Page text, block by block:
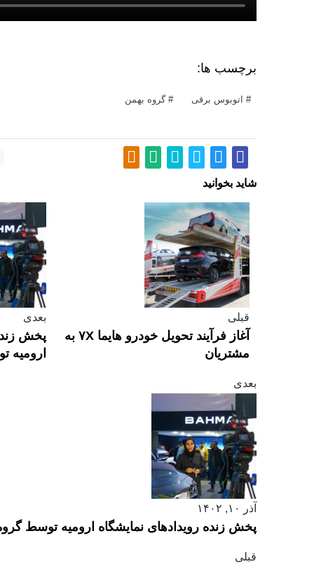
برچسب ها:
اتوبوس برقی گروه بهمن
شاید بخوانید
قبلی
آغاز فرآیند تحویل خودرو هایما ۷X به
مشتریان
بعدی
پخش
ارومیه
بعدی
آذر ۱۰, ۱۴۰۲
پخش زنده رویدادهای نمایشگاه ارومیه توسط
قبلی